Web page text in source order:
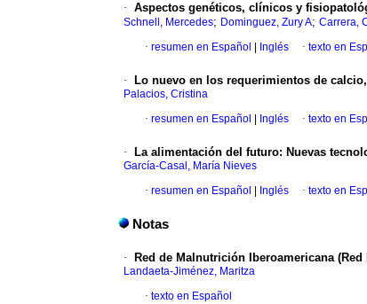
· Aspectos genéticos, clínicos y
Schnell, Mercedes; Dominguez, Zury A; Carrera,
· resumen en Español Inglés · texto en
· Lo nuevo en los requerimientos de
Palacios, Cristina
· resumen en Español Inglés · texto en
· La alimentación del futuro: Nuevas
García-Casal, María Nieves
· resumen en Español Inglés · texto en
Notas
· Red de Malnutrición Iberoamericana
Landaeta-Jiménez, Maritza
· texto en Español